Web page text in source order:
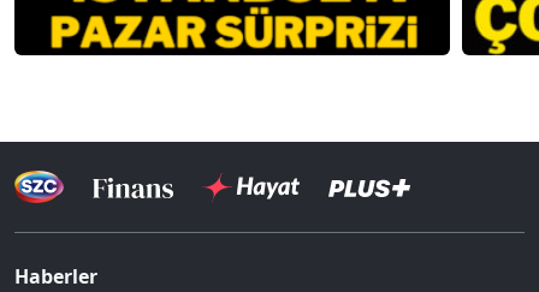
Haberler